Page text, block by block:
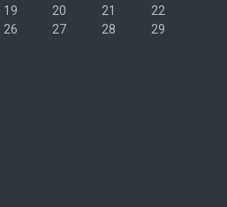
19 20 21
22
26 27 28
29